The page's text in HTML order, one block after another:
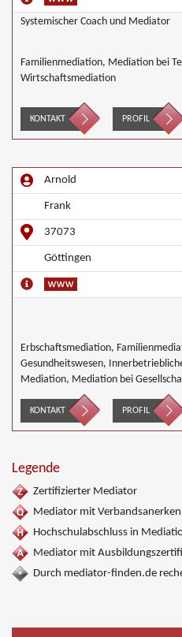
Systemischer Coach und Mediator
Familienmediation, Mediation bei
Wirtschaftsmediation
KONTAKT PROFIL
Arnold
Frank
37073
Göttingen
Erbschaftsmediation,
Gesundheitswesen,
Mediation, Mediation bei
Team- und Gruppenkonflikten,
Unternehmensnachfolgen,
Wirtschaftsmediation
KONTAKT PROFIL
Legende
Zertifizierter Mediator
Mediator mit
Hochschulabschluss in
Mediator mit
Durch mediator-finden.de